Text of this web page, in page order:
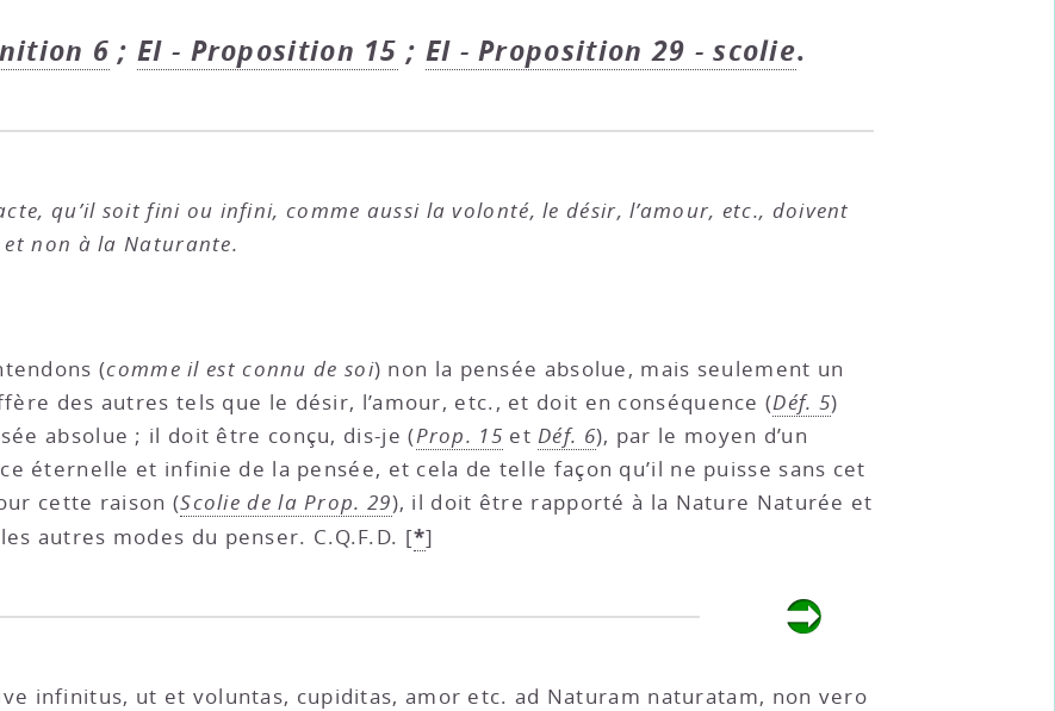
6 ;EI - Proposition 15 ; EI - Proposition 29 - scolie.
qu’il soit fini ou infini, comme aussi la volonté, le désir, l’amour, etc., doivent
non à la Naturante.
(comme il est connu de soi) non la pensée absolue, mais seulement un
des autres tels que le désir, l’amour, etc., et doit en conséquence (Déf. 5)
absolue ; il doit être conçu, dis-je (Prop. 15 etDéf. 6), par le moyen d’un
éternelle et infinie de la pensée, et cela de telle façon qu’il ne puisse sans cet
cette raison (Scolie de la Prop. 29), il doit être rapporté à la Nature Naturée et
autres modes du penser. C.Q.F.D. [*]
infinitus, ut et voluntas, cupiditas, amor etc. ad Naturam naturatam, non vero